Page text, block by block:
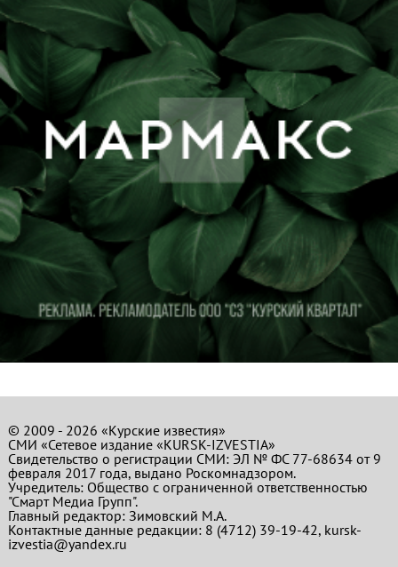
© 2009 - 2026 «Курские известия»
СМИ «Сетевое издание «KURSK-IZVESTIA»
Свидетельство о регистрации СМИ: ЭЛ № ФС 77-68634 от 9
февраля 2017 года, выдано Роскомнадзором.
Учредитель: Общество с ограниченной ответственностью
"Смарт Медиа Групп".
Главный редактор:Зимовский М.А.
Контактные данные редакции: 8 (4712) 39-19-42, kursk-
izvestia@yandex.ru